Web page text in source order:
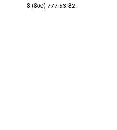
8 (800) 777-53-82